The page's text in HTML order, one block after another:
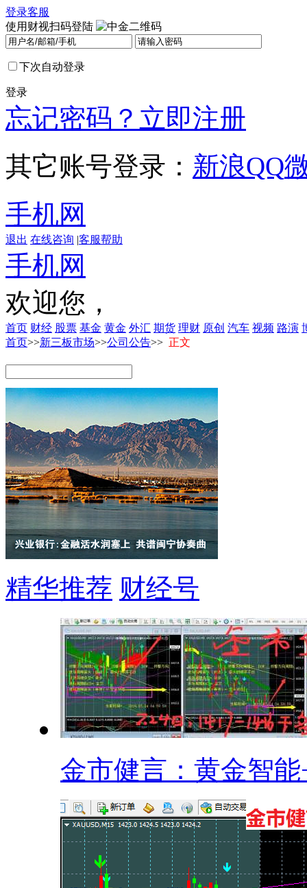
登录客服
使用财视扫码登陆
下次自动登录
登录
忘记密码？ 立即注册
其它账号登录： 新浪QQ
手机网
退出 在线咨询 |客服帮助
手机网
欢迎您，
首页 财经 股票 基金 黄金 外汇 期货 理财 原创 汽车 视频 路演
首页>>新三板市场>>公司公告>> 正文
精华推荐 财经号
金市健言：黄金智能